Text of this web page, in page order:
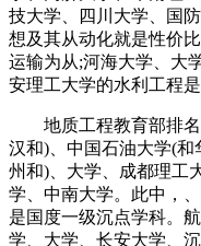
技大学、四川大学、国
想及其从动化就是性价
运输为从;河海大学、大
安理工大学的水利工程
地质工程教育部排名
汉和)、中国石油大学(
州和)、大学、成都理工
学、中南大学。此中，
是国度一级沉点学科。
学、大学、长安大学、